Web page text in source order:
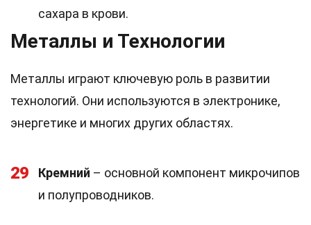
сахара в крови.
Металлы и Технологии
Металлы играют ключевую роль в развитии
технологий. Они используются в электронике,
энергетике и многих других областях.
29 Кремний – основной компонент микрочипов
и полупроводников.